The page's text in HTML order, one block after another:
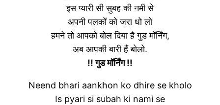
इस प्यारी सी सुबह की नमी से
अपनी पलकों को जरा धो लो
हमने तो आपको बोल दिया है गुड मॉर्निंग,
अब आपकी बारी हैं बोलो.
!! गुड मॉर्निंग !!
Neend bhari aankhon ko dhire se kholo
Is pyari si subah ki nami se